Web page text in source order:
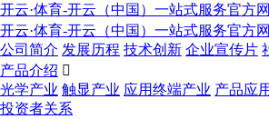
开云·体育-开云（中国）一站式服务官方
开云·体育-开云（中国）一站式服务官方
公司简介 发展历程 技术创新 企业宣传片
产品介绍 
光学产业 触显产业 应用终端产业 产品应
投资者关系